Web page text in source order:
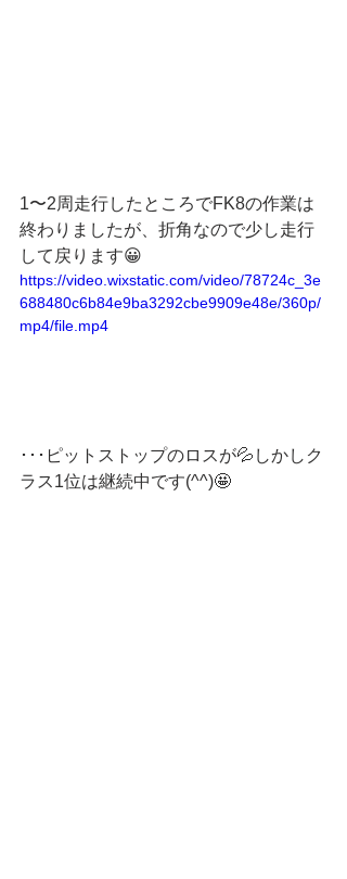
1〜2周走行したところでFK8の作業は
終わりましたが、折角なので少し走行
して戻ります😀
https://video.wixstatic.com/video/78724c_3e
688480c6b84e9ba3292cbe9909e48e/360p/
mp4/file.mp4
･･･ピットストップのロスが💦しかしク
ラス1位は継続中です(^^)🤩